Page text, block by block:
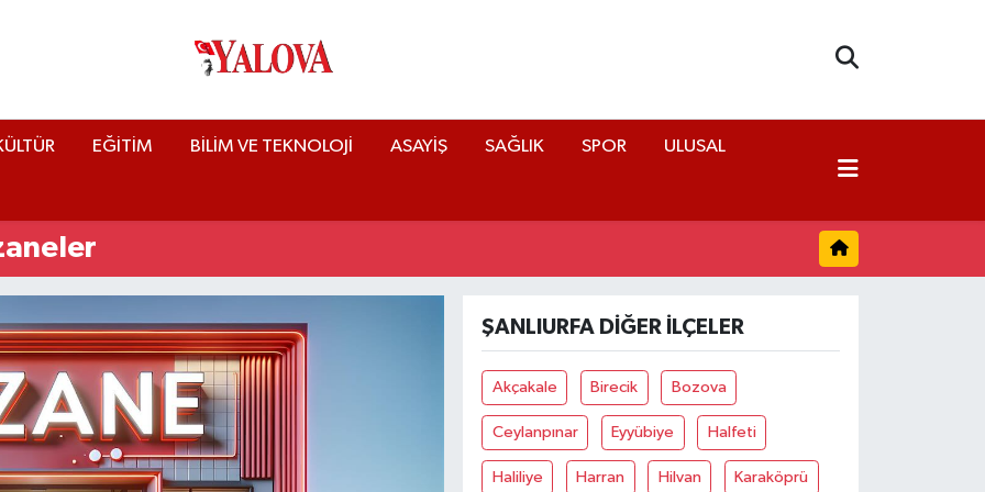
EĞİTİM BİLİM VE TEKNOLOJİ ASAYİŞ SAĞLIK SPOR ULUSAL
ŞANLIURFA DIĞER İLÇELER
Akçakale Birecik Bozova
Ceylanpınar Eyyübiye Halfeti
Haliliye Harran Hilvan Karaköprü